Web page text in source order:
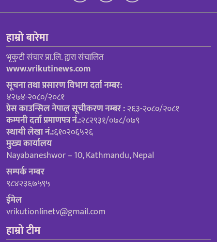
हाम्रो बारेमा
भृकुटी संचार प्रा.लि. द्वारा संचालित
www.vrikutinews.com
सूचना तथा प्रसारण विभाग दर्ता नम्बर:
४२७४-२०८०/२०८१
प्रेस काउन्सिल नेपाल सूचीकरण नम्बर :२६३-२०८०/२०८१
कम्पनी दर्ता प्रमाणपत्र नं.:२८२९३१/०७८/०७९
स्थायी लेखा नं.:६१०२०६५२६
मुख्य कार्यालय
Nayabaneshwor – 10, Kathmandu, Nepal
सम्पर्क नम्बर
९८४२३६७५९५
ईमेल
vrikutionlinetv@gmail.com
हाम्रो टीम